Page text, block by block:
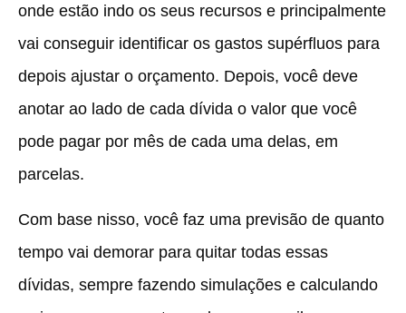
onde estão indo os seus recursos e principalmente
vai conseguir identificar os gastos supérfluos para
depois ajustar o orçamento. Depois, você deve
anotar ao lado de cada dívida o valor que você
pode pagar por mês de cada uma delas, em
parcelas.
Com base nisso, você faz uma previsão de quanto
tempo vai demorar para quitar todas essas
dívidas, sempre fazendo simulações e calculando